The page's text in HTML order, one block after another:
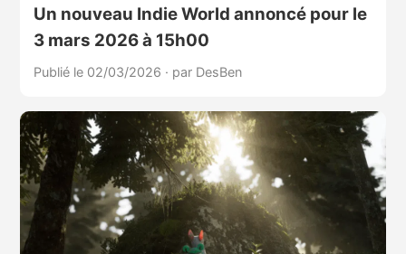
Un nouveau Indie World annoncé pour le
3 mars 2026 à 15h00
Publié le 02/03/2026 · par DesBen